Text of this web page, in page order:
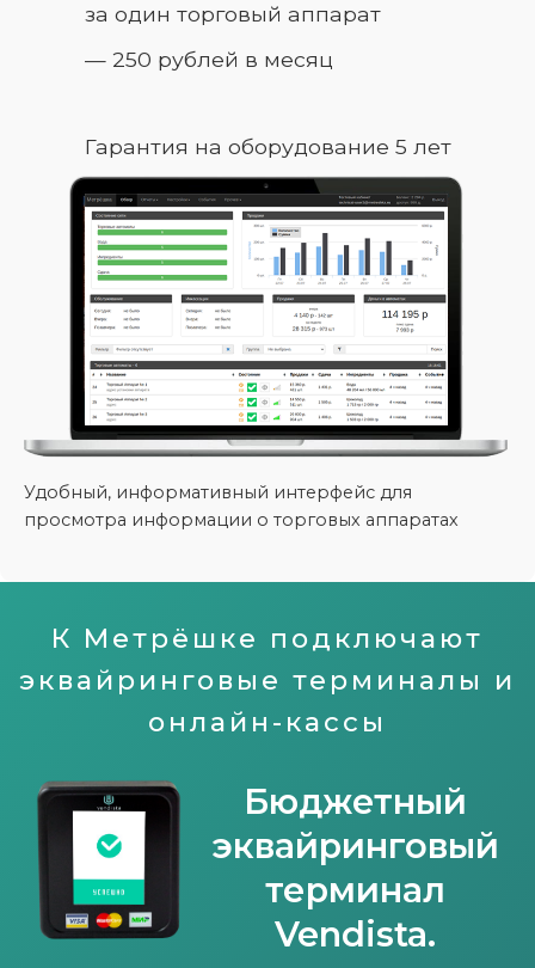
за один торговый аппарат
— 250 рублей в месяц
Гарантия на оборудование 5 лет
Удобный, информативный интерфейс для
просмотра информации о торговых аппаратах
К Метрёшке подключают
эквайринговые терминалы и
онлайн-кассы
Бюджетный
эквайринговый
терминал
Vendista.